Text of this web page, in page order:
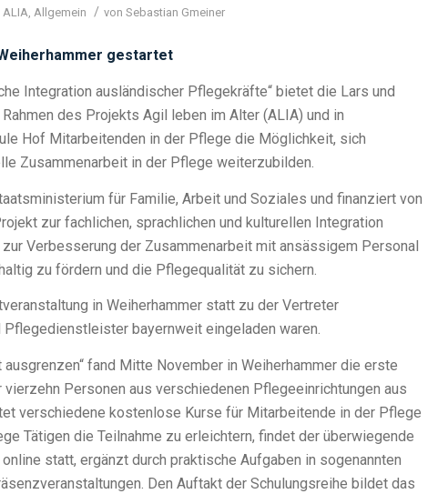
ALIA Allgemein / von Sebastian Gmeiner
gestartet
Integration ausländischer Pflegekräfte“ bietet die Lars und
des Projekts Agil leben im Alter (ALIA) und in
Hof Mitarbeitenden in der Pflege die Möglichkeit, sich
Zusammenarbeit in der Pflege weiterzubilden.
für Familie, Arbeit und Soziales und finanziert von
zur fachlichen, sprachlichen und kulturellen Integration
Verbesserung der Zusammenarbeit mit ansässigem Personal
zu fördern und die Pflegequalität zu sichern.
in Weiherhammer statt zu der Vertreter
bayernweit eingeladen waren.
fand Mitte November in Weiherhammer die erste
Personen aus verschiedenen Pflegeeinrichtungen aus
verschiedene kostenlose Kurse für Mitarbeitende in der Pflege
Tätigen die Teilnahme zu erleichtern, findet der überwiegende
statt, ergänzt durch praktische Aufgaben in sogenannten
Den Auftakt der Schulungsreihe bildet das